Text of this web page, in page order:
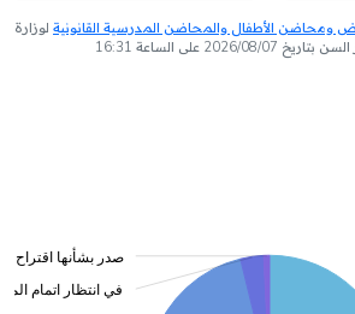
ومحاضن الأطفال والمحاضن المدرسية القانونية لوزارة
07 على الساعة 16:31